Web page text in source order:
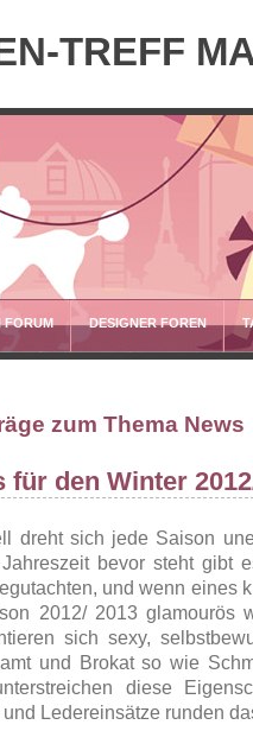
TREFF
FORUM DESIGNER FOREN
zum Thema News
für den Winter
dreht sich jede Saison
bevor steht gibt
und wenn eines
2012/ 2013 glamourös
sich sexy,
und Brokat so wie
diese
Ledereinsätze runden